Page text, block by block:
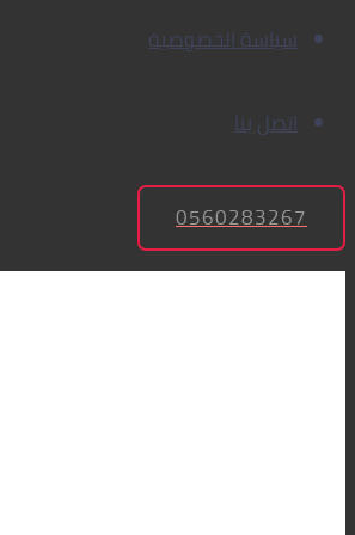
سياسة الخصوصية
اتصل بنا
0560283267